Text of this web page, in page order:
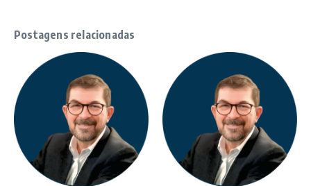
Postagens relacionadas